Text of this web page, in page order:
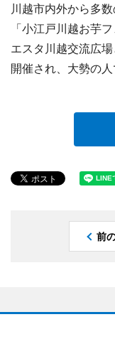
川越市内外から多
「小江戸川越お芋
エスタ川越交流広
開催され、大勢の人
前